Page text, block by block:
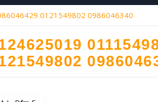
0121549802 0986046340